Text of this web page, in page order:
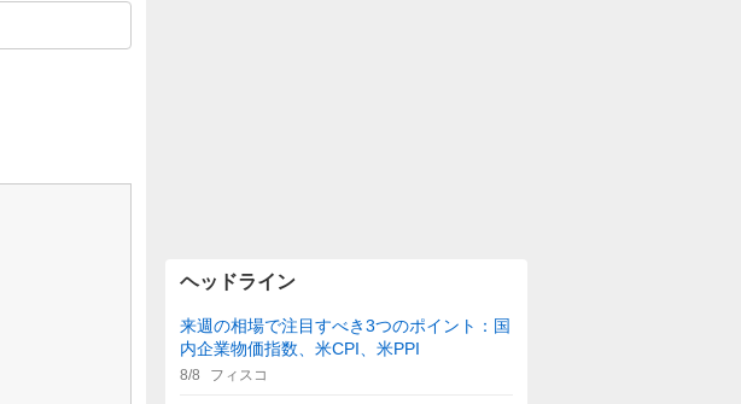
ヘッドライン
来週の相場で注目すべき3つのポイント：国
内企業物価指数、米CPI、米PPI
8/8 フィスコ